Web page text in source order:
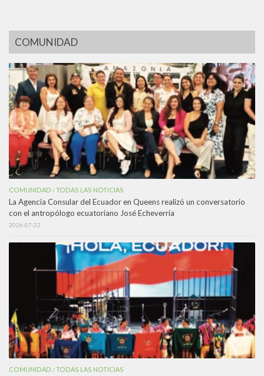
COMUNIDAD
COMUNIDAD /TODAS LAS NOTICIAS
La Agencia Consular del Ecuador en Queens realizó un conversatorio
con el antropólogo ecuatoriano José Echeverría
2026-07-22
COMUNIDAD /TODAS LAS NOTICIAS